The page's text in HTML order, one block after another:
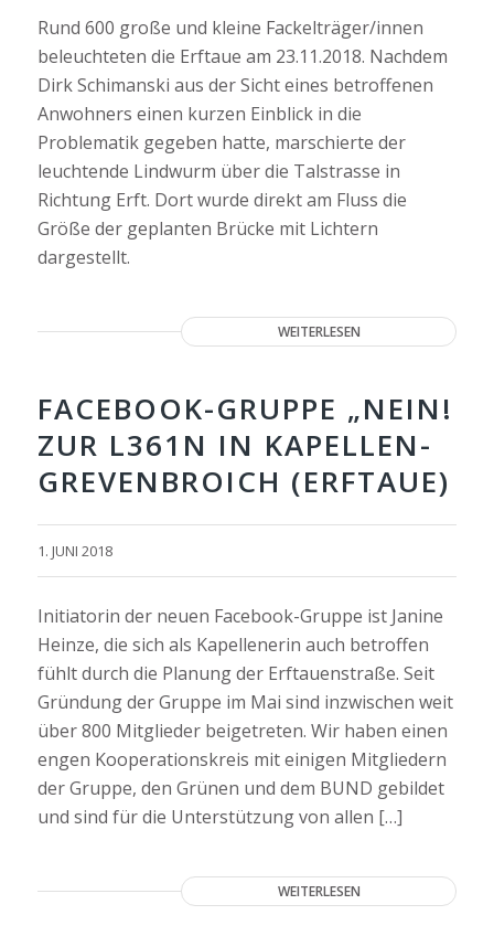
Rund 600 große und kleine Fackelträger/innen
beleuchteten die Erftaue am 23.11.2018. Nachdem
Dirk Schimanski aus der Sicht eines betroffenen
Anwohners einen kurzen Einblick in die
Problematik gegeben hatte, marschierte der
leuchtende Lindwurm über die Talstrasse in
Richtung Erft. Dort wurde direkt am Fluss die
Größe der geplanten Brücke mit Lichtern
dargestellt.
WEITERLESEN
FACEBOOK-GRUPPE „NEIN!
ZUR L361N IN KAPELLEN-
GREVENBROICH (ERFTAUE)
1. JUNI 2018
Initiatorin der neuen Facebook-Gruppe ist Janine
Heinze, die sich als Kapellenerin auch betroffen
fühlt durch die Planung der Erftauenstraße. Seit
Gründung der Gruppe im Mai sind inzwischen weit
über 800 Mitglieder beigetreten. Wir haben einen
engen Kooperationskreis mit einigen Mitgliedern
der Gruppe, den Grünen und dem BUND gebildet
und sind für die Unterstützung von allen […]
WEITERLESEN